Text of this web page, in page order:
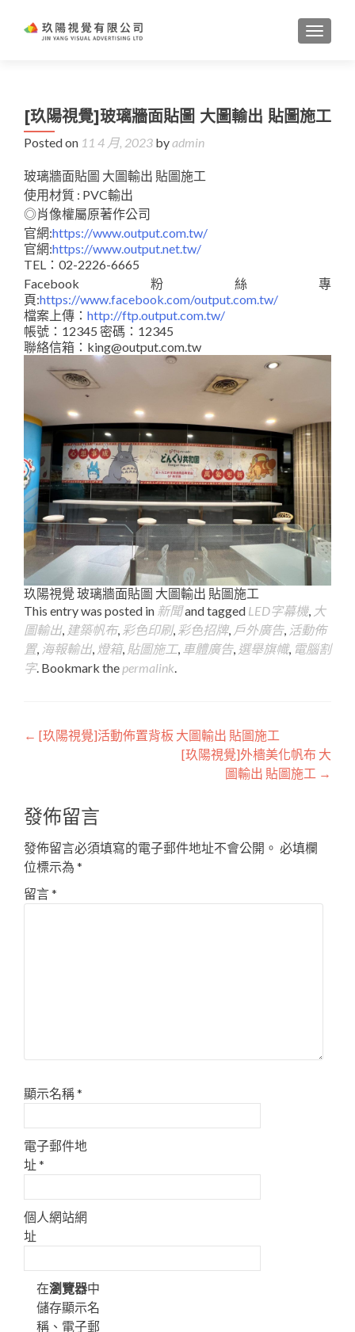
[玖陽視覺]玻璃牆面貼圖 大圖輸出 貼圖施工
Posted on 11 4 月, 2023 byadmin
玻璃牆面貼圖 大圖輸出 貼圖施工
使用材質 : PVC輸出
◎肖像權屬原著作公司
官網:https://www.output.com.tw/
官網:https://www.output.net.tw/
TEL：02-2226-6665
Facebook粉絲專
頁:https://www.facebook.com/output.com.tw/
檔案上傳： http://ftp.output.com.tw/
帳號：12345 密碼：12345
聯絡信箱：king@output.com.tw
玖陽視覺 玻璃牆面貼圖 大圖輸出 貼圖施工
This entry was posted in 新聞and tagged LED字幕機, 大
圖輸出, 建築帆布, 彩色印刷, 彩色招牌, 戶外廣告, 活動佈
置, 海報輸出, 燈箱, 貼圖施工, 車體廣告, 選舉旗幟, 電腦割
字. Bookmark the permalink.
Post
← [玖陽視覺]活動佈置背板 大圖輸出 貼圖施工
[玖陽視覺]外檣美化帆布 大
圖輸出 貼圖施工 →
發佈留言
發佈留言必須填寫的電子郵件地址不會公開。 必填欄
位標示為 *
留言*
顯示名稱*
電子郵件地
址*
個人網站網
址
在瀏覽器中
儲存顯示名
稱、電子郵